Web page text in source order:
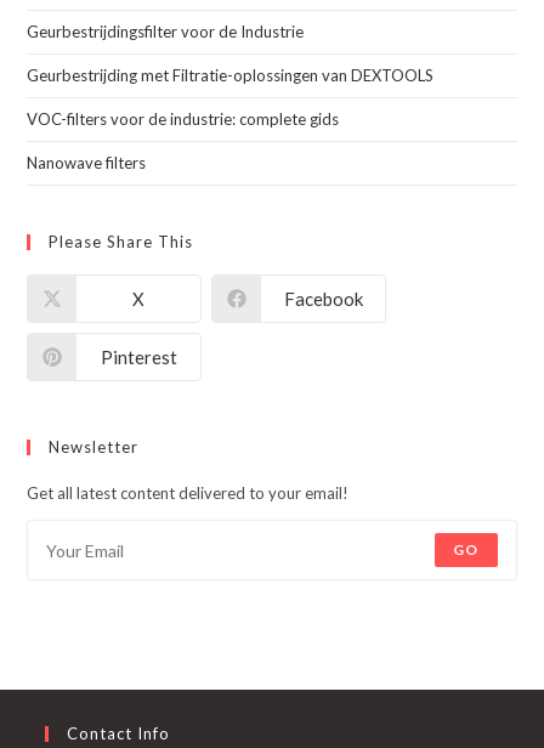
Geurbestrijdingsfilter voor de Industrie
Geurbestrijding met Filtratie-oplossingen van DEXTOOLS
VOC-filters voor de industrie: complete gids
Nanowave filters
Please Share This
X Facebook
Pinterest
Newsletter
Get all latest content delivered to your email!
GO
Contact Info